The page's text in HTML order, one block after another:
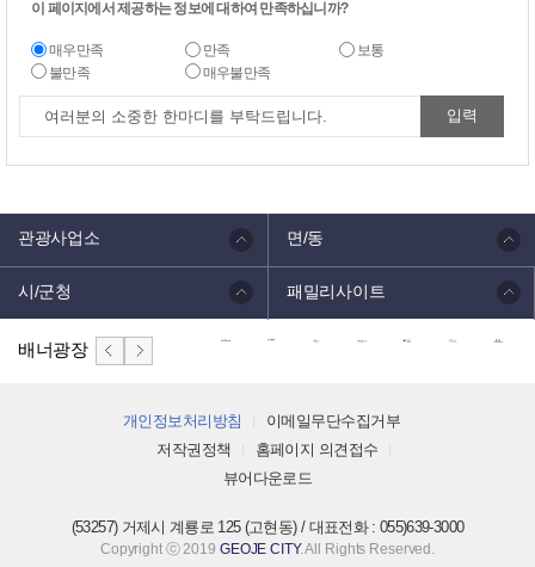
이 페이지에서 제공하는 정보에 대하여 만족하십니까?
매우만족 만족
보통
불만족
매우불만족
관광사업소 면/동
시/군청 패밀리사이트
배너광장
개인정보처리방침
이메일무단수집거부
저작권정책
홈페이지 의견접수
뷰어다운로드
(53257) 거제시 계룡로 125 (고현동) / 대표전화 : 055)639-3000
Copyright ⓒ 2019 GEOJE CITY. All Rights Reserved.